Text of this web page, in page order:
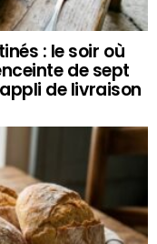
: le soir où
de sept
de livraison